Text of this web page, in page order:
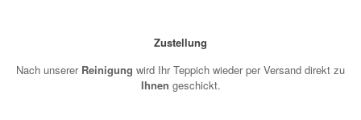
Zustellung
Nach unserer Reinigung wird Ihr Teppich wieder per Versand direkt zu
Ihnen geschickt.